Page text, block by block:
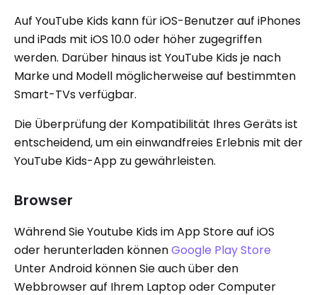
Auf YouTube Kids kann für iOS-Benutzer auf iPhones
und iPads mit iOS 10.0 oder höher zugegriffen
werden. Darüber hinaus ist YouTube Kids je nach
Marke und Modell möglicherweise auf bestimmten
Smart-TVs verfügbar.
Die Überprüfung der Kompatibilität Ihres Geräts ist
entscheidend, um ein einwandfreies Erlebnis mit der
YouTube Kids-App zu gewährleisten.
Browser
Während Sie Youtube Kids im App Store auf iOS
oder herunterladen könnenGoogle Play Store
Unter Android können Sie auch über den
Webbrowser auf Ihrem Laptop oder Computer